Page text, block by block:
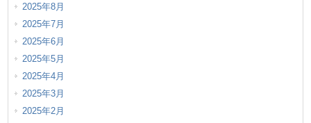
2025年8月
2025年7月
2025年6月
2025年5月
2025年4月
2025年3月
2025年2月